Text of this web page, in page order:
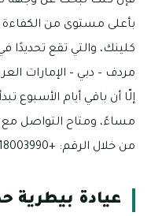
بأعلى مستوى من
مردف – دبي – الإمارات
مساءً، ومتاح التواصل
من خلال الرقم: +9718003990
عيادة بيطرية